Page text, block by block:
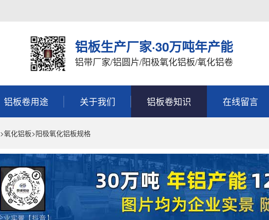
铝板生产厂家·30万吨年产能
铝带厂家/铝圆片/阳极氧化铝板/氧化铝卷
铝板卷用途 关于我们 铝板卷知识 在线留言
>氧化铝板>阳极氧化铝板规格